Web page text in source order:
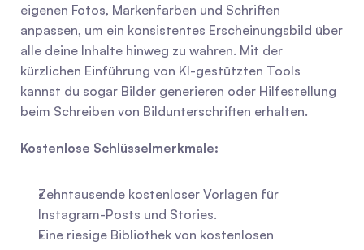
eigenen Fotos, Markenfarben und Schriften
anpassen, um ein konsistentes Erscheinungsbild über
alle deine Inhalte hinweg zu wahren. Mit der
kürzlichen Einführung von KI-gestützten Tools
kannst du sogar Bilder generieren oder Hilfestellung
beim Schreiben von Bildunterschriften erhalten.
Kostenlose Schlüsselmerkmale:
Zehntausende kostenloser Vorlagen für
Instagram-Posts und Stories.
Eine riesige Bibliothek von kostenlosen